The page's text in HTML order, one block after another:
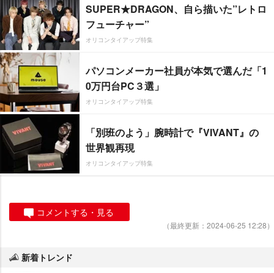
SUPER★DRAGON、自ら描いた”レトロ
フューチャー”
オリコンタイアップ特集
パソコンメーカー社員が本気で選んだ「1
0万円台PC３選」
オリコンタイアップ特集
「別班のよう」腕時計で『VIVANT』の
世界観再現
オリコンタイアップ特集
コメントする・見る
（最終更新：2024-06-25 12:28）
新着トレンド